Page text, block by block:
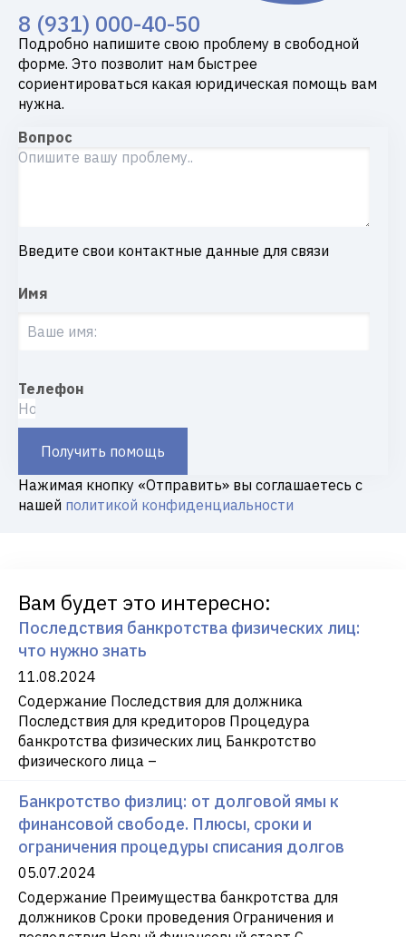
8 (931) 000-40-50
Подробно напишите свою проблему в свободной
форме. Это позволит нам быстрее
сориентироваться какая юридическая помощь вам
нужна.
Вопрос
Введите свои контактные данные для связи
Имя
Телефон
Получить помощь
Нажимая кнопку «Отправить» вы соглашаетесь с
нашей политикой конфиденциальности
Вам будет это интересно:
Последствия банкротства физических лиц:
что нужно знать
11.08.2024
Содержание Последствия для должника
Последствия для кредиторов Процедура
банкротства физических лиц Банкротство
физического лица –
Банкротство физлиц: от долговой ямы к
финансовой свободе. Плюсы, сроки и
ограничения процедуры списания долгов
05.07.2024
Содержание Преимущества банкротства для
должников Сроки проведения Ограничения и